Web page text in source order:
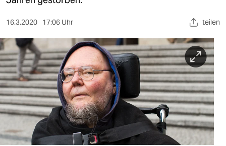
kultur
sport
berlin
nord
wahrheit
verlag
16.3.2020 17:06 Uhr teilen